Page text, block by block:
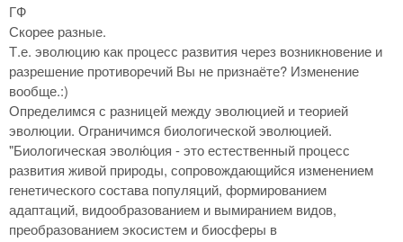
ГФ
Скорее разные.
Т.е. эволюцию как процесс развития через возникновение и
разрешение противоречий Вы не признаёте? Изменение
вообще.:)
Определимся с разницей между эволюцией и теорией
эволюции. Ограничимся биологической эволюцией.
"Биологическая эволю́ция - это естественный процесс
развития живой природы, сопровождающийся изменением
генетического состава популяций, формированием
адаптаций, видообразованием и вымиранием видов,
преобразованием экосистем и биосферы в